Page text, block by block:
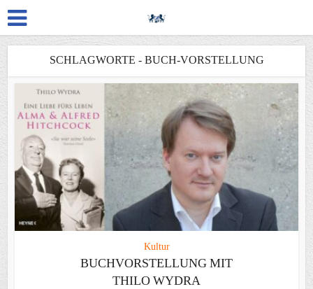
SCHLAGWORTE - BUCH-VORSTELLUNG
Kultur
BUCHVORSTELLUNG MIT
THILO WYDRA